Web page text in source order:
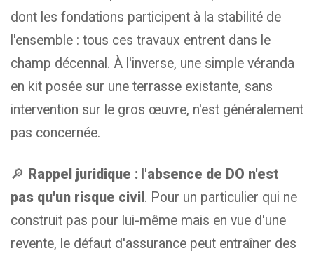
dont les fondations participent à la stabilité de
l'ensemble : tous ces travaux entrent dans le
champ décennal. À l'inverse, une simple véranda
en kit posée sur une terrasse existante, sans
intervention sur le gros œuvre, n'est généralement
pas concernée.
🔎 Rappel juridique : l'absence de DO n'est
pas qu'un risque civil . Pour un particulier qui ne
construit pas pour lui-même mais en vue d'une
revente, le défaut d'assurance peut entraîner des